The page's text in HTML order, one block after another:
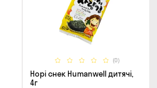
(0)
Норі снек Humanwell дитячі,
4г